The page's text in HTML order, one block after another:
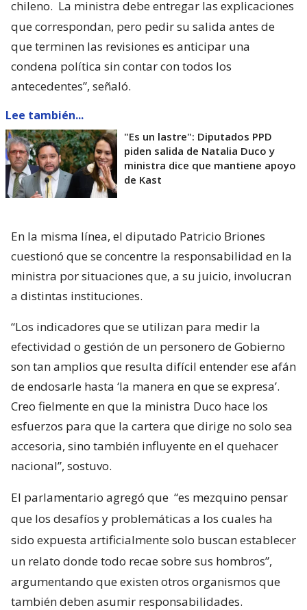
chileno. La ministra debe entregar las explicaciones
que correspondan, pero pedir su salida antes de
que terminen las revisiones es anticipar una
condena política sin contar con todos los
antecedentes”, señaló.
Lee también...
"Es un lastre": Diputados PPD
piden salida de Natalia Duco y
ministra dice que mantiene apoyo
de Kast
En la misma línea, el diputado Patricio Briones
cuestionó que se concentre la responsabilidad en la
ministra por situaciones que, a su juicio, involucran
a distintas instituciones.
“Los indicadores que se utilizan para medir la
efectividad o gestión de un personero de Gobierno
son tan amplios que resulta difícil entender ese afán
de endosarle hasta ‘la manera en que se expresa’.
Creo fielmente en que la ministra Duco hace los
esfuerzos para que la cartera que dirige no solo sea
accesoria, sino también influyente en el quehacer
nacional”, sostuvo.
El parlamentario agregó que “es mezquino pensar
que los desafíos y problemáticas a los cuales ha
sido expuesta artificialmente solo buscan establecer
un relato donde todo recae sobre sus hombros”,
argumentando que existen otros organismos que
también deben asumir responsabilidades.